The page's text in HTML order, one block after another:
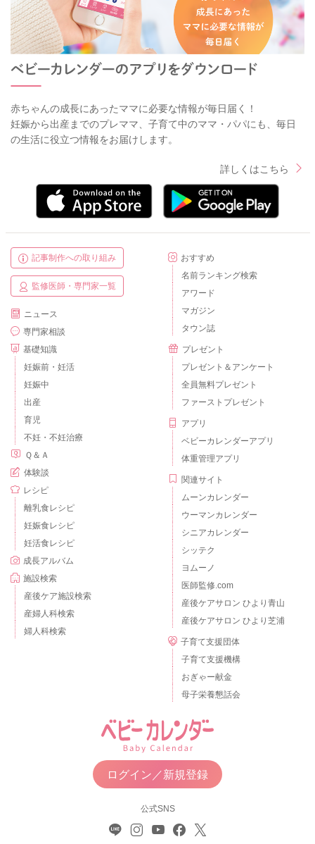
赤ちゃんの成長にあったママに必要な情報が毎日届く！
妊娠から出産までのプレママ、子育て中のママ・パパにも、毎日
の生活に役立つ情報をお届けします。
詳しくはこちら
記事制作への取り組み
監修医師・専門家一覧
ニュース
専門家相談
基礎知識
妊娠前・妊活
妊娠中
出産
育児
不妊・不妊治療
Ｑ＆Ａ
体験談
レシピ
離乳食レシピ
妊娠食レシピ
妊活食レシピ
成長アルバム
施設検索
産後ケア施設検索
産婦人科検索
婦人科検索
おすすめ
名前ランキング検索
アワード
マガジン
タウン誌
プレゼント
プレゼント＆アンケート
全員無料プレゼント
ファーストプレゼント
アプリ
ベビーカレンダーアプリ
体重管理アプリ
関連サイト
ムーンカレンダー
ウーマンカレンダー
シニアカレンダー
シッテク
ヨムーノ
医師監修.com
産後ケアサロン ひより青山
産後ケアサロン ひより芝浦
子育て支援団体
子育て支援機構
おぎゃー献金
母子栄養懇話会
ログイン／新規登録
公式SNS